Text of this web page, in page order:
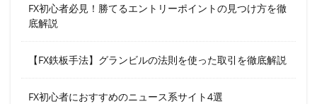
FX初心者必見！勝てるエントリーポイントの見つけ方を徹
底解説
【FX鉄板手法】グランビルの法則を使った取引を徹底解説
FX初心者におすすめのニュース系サイト4選